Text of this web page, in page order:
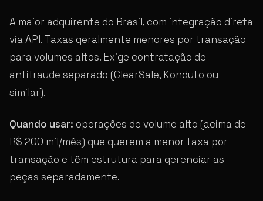
A maior adquirente do Brasil, com integração direta
via API. Taxas geralmente menores por transação
para volumes altos. Exige contratação de
antifraude separado (ClearSale, Konduto ou
similar).
Quando usar: operações de volume alto (acima de
R$ 200 mil/mês) que querem a menor taxa por
transação e têm estrutura para gerenciar as
peças separadamente.